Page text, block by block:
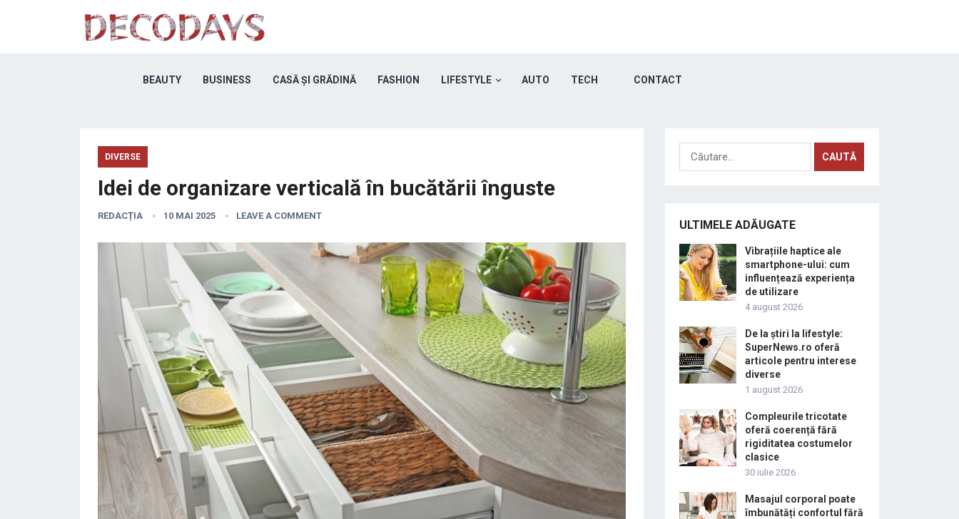
BEAUTY BUSINESS CASĂ ȘI GRĂDINĂ FASHION LIFESTYLE AUTO TECH CONTACT
DIVERSE
Idei de organizare verticală în bucătării înguste
REDACȚIA 10 MAI 2025 LEAVE A COMMENT
Caută
după:
ULTIMELE ADĂUGATE
Vibrațiile haptice ale
smartphone-ului: cum
influențează experiența
de utilizare
4 august 2026
De la știri la lifestyle:
SuperNews.ro oferă
articole pentru interese
diverse
1 august 2026
Compleurile tricotate
oferă coerență fără
rigiditatea costumelor
clasice
30 iulie 2026
Masajul corporal poate
îmbunătăți confortul fără